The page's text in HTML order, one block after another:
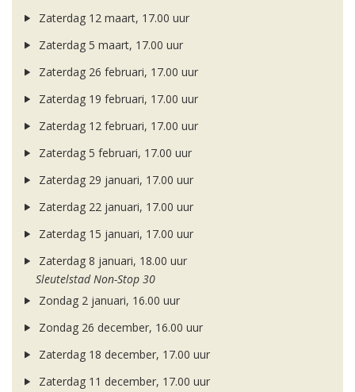
Zaterdag 12 maart, 17.00 uur
Zaterdag 5 maart, 17.00 uur
Zaterdag 26 februari, 17.00 uur
Zaterdag 19 februari, 17.00 uur
Zaterdag 12 februari, 17.00 uur
Zaterdag 5 februari, 17.00 uur
Zaterdag 29 januari, 17.00 uur
Zaterdag 22 januari, 17.00 uur
Zaterdag 15 januari, 17.00 uur
Zaterdag 8 januari, 18.00 uur
Sleutelstad Non-Stop 30
Zondag 2 januari, 16.00 uur
Zondag 26 december, 16.00 uur
Zaterdag 18 december, 17.00 uur
Zaterdag 11 december, 17.00 uur